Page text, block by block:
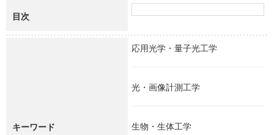
目次
キーワード
応用光学・量子光工学
光・画像計測工学
生物・生体工学